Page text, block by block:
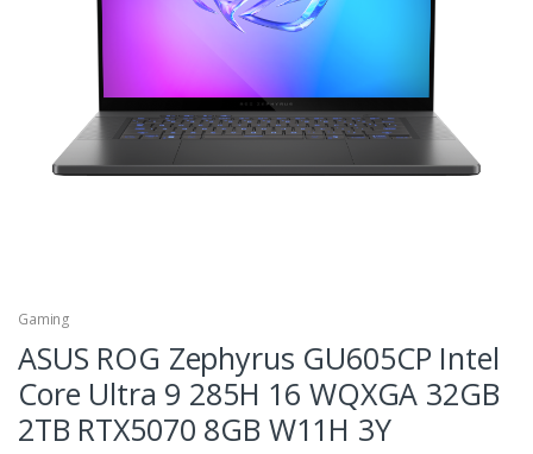
Gaming
ASUS ROG Zephyrus GU605CP Intel
Core Ultra 9 285H 16 WQXGA 32GB
2TB RTX5070 8GB W11H 3Y